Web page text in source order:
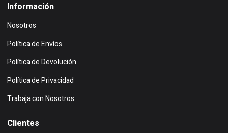
Información
Nosotros
Política de Envíos
Política de Devolución
Política de Privacidad
Trabaja con Nosotros
Clientes